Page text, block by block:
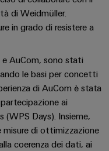
di Weidmüller.
in grado di resistere a
AuCom, sono stati
le basi per concetti
di AuCom è stata
ai
(WPS Days). Insieme,
di ottimizzazione
coerenza dei dati, ai